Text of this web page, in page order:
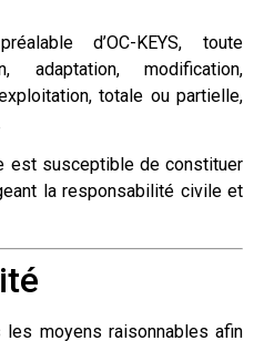
d’OC-KEYS, toute
adaptation, modification,
totale ou partielle,
est susceptible de constituer
la responsabilité civile et
moyens raisonnables afin